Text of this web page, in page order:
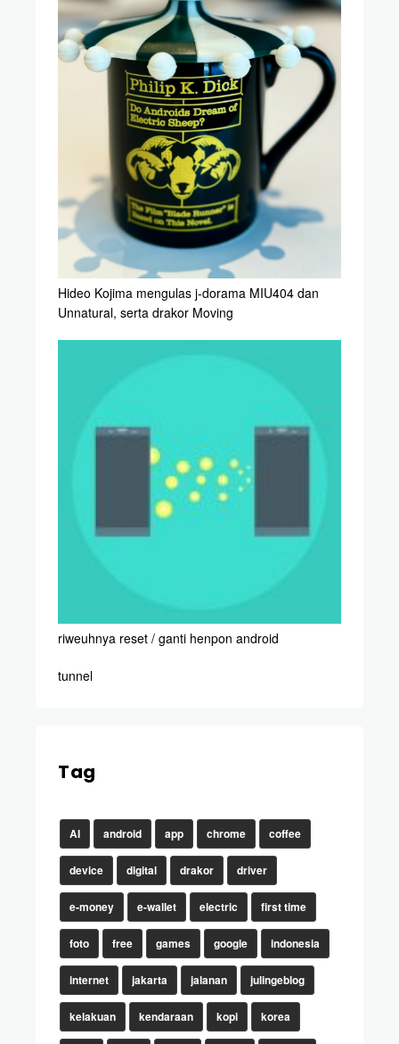
Hideo Kojima mengulas j-dorama MIU404 dan
Unnatural, serta drakor Moving
riweuhnya reset / ganti henpon android
tunnel
Tag
AI android app chrome coffee
device digital drakor driver
e-money e-wallet electric first time
foto free games google indonesia
internet jakarta jalanan julingeblog
kelakuan kendaraan kopi korea